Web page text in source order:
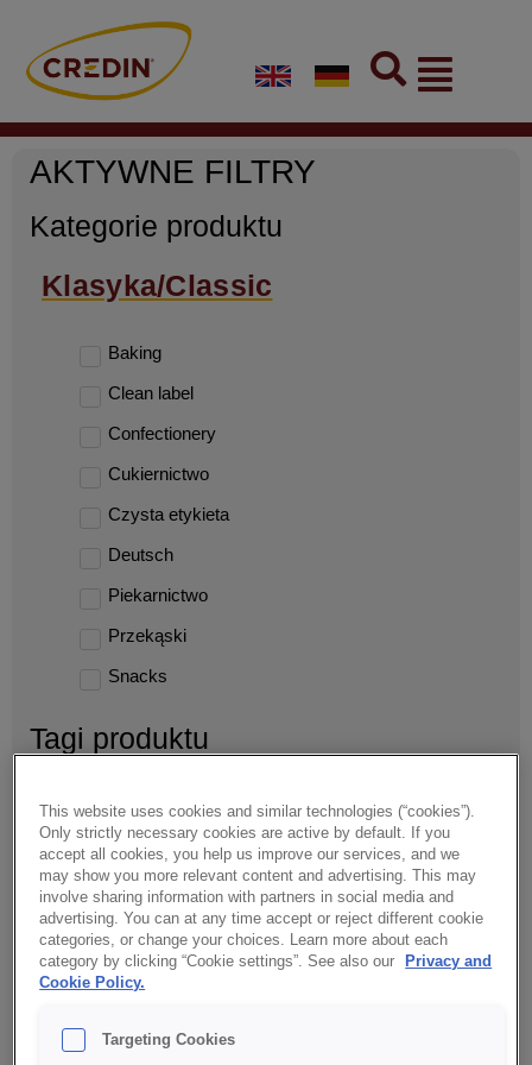
content
Flyout
Menu
AKTYWNE FILTRY
Kategorie produktu
Klasyka/Classic
Baking
Clean label
Confectionery
Cukiernictwo
Czysta etykieta
Deutsch
Piekarnictwo
Przekąski
Snacks
Tagi produktu
Chilli
Czysta etykieta/Clean label
Dekoracja/Decoration
Fit
Harissa
Indie/India
This website uses cookies and similar technologies (“cookies”).
Only strictly necessary cookies are active by default. If you
accept all cookies, you help us improve our services, and we
may show you more relevant content and advertising. This may
involve sharing information with partners in social media and
advertising. You can at any time accept or reject different cookie
categories, or change your choices. Learn more about each
category by clicking “Cookie settings”. See also our
Privacy and
Cookie Policy.
Targeting Cookies